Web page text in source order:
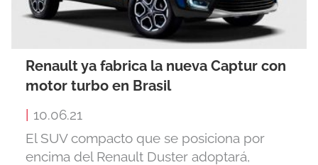
Renault ya fabrica la nueva Captur con
motor turbo en Brasil
| 10.06.21
El SUV compacto que se posiciona por
encima del Renault Duster adoptará,